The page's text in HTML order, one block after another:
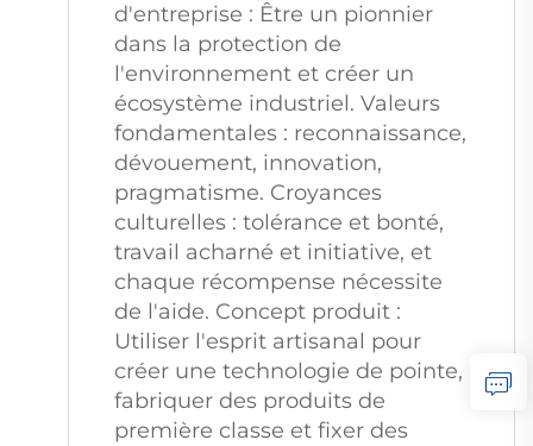
d'entreprise : Être un pionnier
dans la protection de
l'environnement et créer un
écosystème industriel. Valeurs
fondamentales : reconnaissance,
dévouement, innovation,
pragmatisme. Croyances
culturelles : tolérance et bonté,
travail acharné et initiative, et
chaque récompense nécessite
de l'aide. Concept produit :
Utiliser l'esprit artisanal pour
créer une technologie de pointe,
fabriquer des produits de
première classe et fixer des